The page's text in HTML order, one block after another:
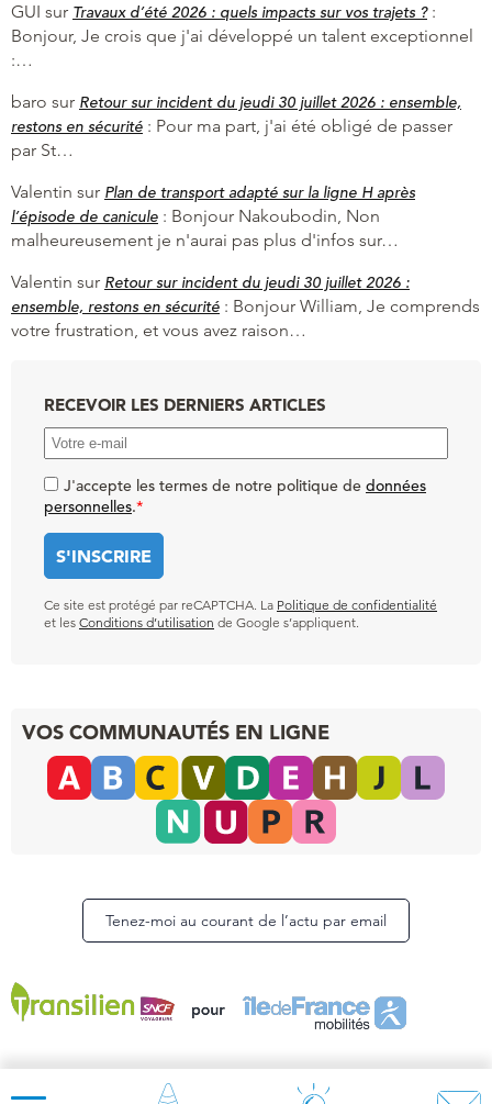
GUI sur Travaux d’été 2026 : quels impacts sur vos trajets ?:
Bonjour, Je crois que j'ai développé un talent exceptionnel
:…
baro sur Retour sur incident du jeudi 30 juillet 2026 : ensemble,
restons en sécurité : Pour ma part, j'ai été obligé de passer
par St…
Valentin sur Plan de transport adapté sur la ligne H après
l’épisode de canicule : Bonjour Nakoubodin, Non
malheureusement je n'aurai pas plus d'infos sur…
Valentin sur Retour sur incident du jeudi 30 juillet 2026 :
ensemble, restons en sécurité : Bonjour William, Je comprends
votre frustration, et vous avez raison…
RECEVOIR LES DERNIERS ARTICLES
J'accepte les termes de notre politique de données
personnelles.*
Ce site est protégé par reCAPTCHA. La Politique de confidentialité
et les Conditions d’utilisation de Google s’appliquent.
VOS COMMUNAUTÉS EN LIGNE
Tenez-moi au courant de l’actu par email